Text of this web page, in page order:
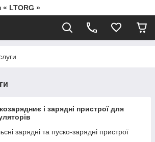
« LTORG »
і зарядні пристрої для
зарядні та пуско-зарядні пристрої